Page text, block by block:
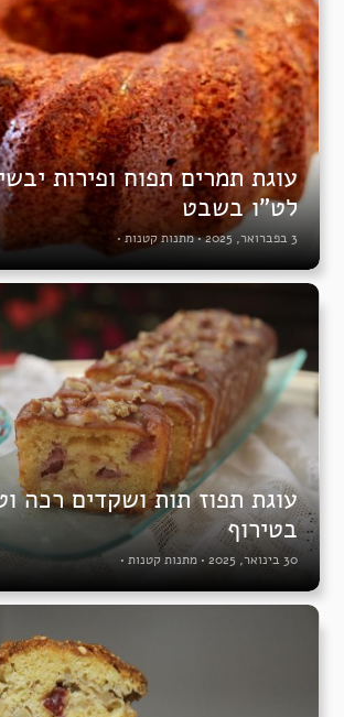
עוגת תמרים תפוח ופירות
לט”ו בשבט
3 בפברואר, 2025 •מתנות קטנות •
עוגת תפוז תות ושקדים רכה
בטירוף
30 בינואר, 2025 • מתנות קטנות •